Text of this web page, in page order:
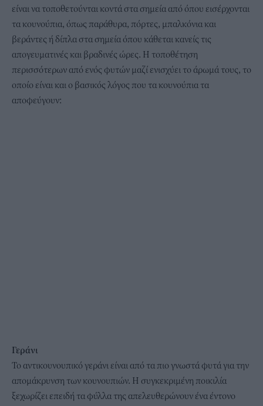
είναι να τοποθετούνται κοντά στα σημεία από όπου εισέρχονται
τα κουνούπια, όπως παράθυρα, πόρτες, μπαλκόνια και
βεράντες ή δίπλα στα σημεία όπου κάθεται κανείς τις
απογευματινές και βραδινές ώρες. Η τοποθέτηση
περισσότερων από ενός φυτών μαζί ενισχύει το άρωμά τους, το
οποίο είναι και ο βασικός λόγος που τα κουνούπια τα
αποφεύγουν:
Γεράνι
Το αντικουνουπικό γεράνι είναι από τα πιο γνωστά φυτά για την
απομάκρυνση των κουνουπιών. Η συγκεκριμένη ποικιλία
ξεχωρίζει επειδή τα φύλλα της απελευθερώνουν ένα έντονο